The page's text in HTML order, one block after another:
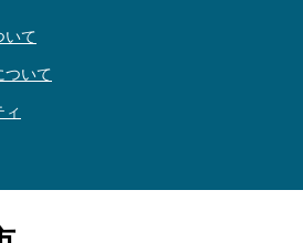
いて
ついて
ィ